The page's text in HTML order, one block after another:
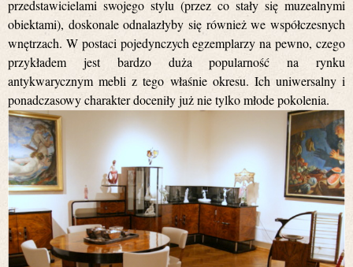
przedstawicielami swojego stylu (przez co stały się muzealnymi
obiektami), doskonale odnalazłyby się również we współczesnych
wnętrzach. W postaci pojedynczych egzemplarzy na pewno, czego
przykładem jest bardzo duża popularność na rynku
antykwarycznym mebli z tego właśnie okresu. Ich uniwersalny i
ponadczasowy charakter doceniły już nie tylko młode pokolenia.